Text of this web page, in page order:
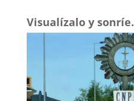
Visualízalo y sonríe.